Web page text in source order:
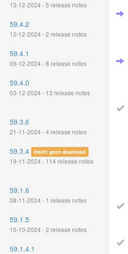
13-12-2024 - 5 release notes
59.4.2
12-12-2024 - 2 release notes
59.4.1
09-12-2024 - 8 release notes
59.4.0
03-12-2024 - 13 release notes
59.3.6
21-11-2024 - 4 release notes
59.3.4 Heeft geen download
19-11-2024 - 114 release notes
59.1.6
08-11-2024 - 1 release notes
59.1.5
15-10-2024 - 2 release notes
59.1.4.1